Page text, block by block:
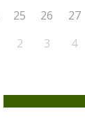
25 26 27
2 3 4